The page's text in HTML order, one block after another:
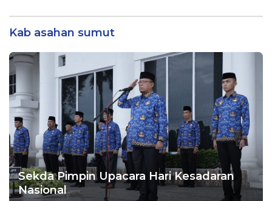
Kab asahan sumut
Sekda Pimpin Upacara Hari Kesadaran
Nasional